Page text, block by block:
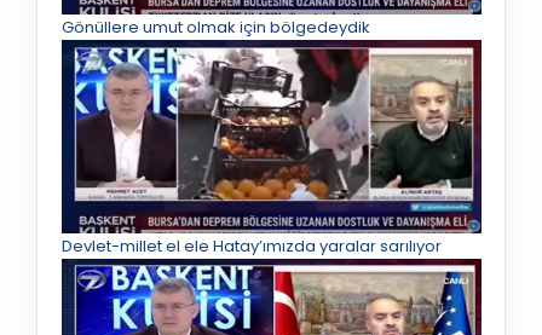
Gönüllere umut olmak için bölgedeydik
Devlet-millet el ele Hatay’ımızda yaralar sarılıyor